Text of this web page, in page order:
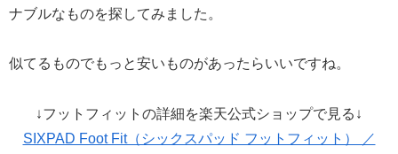
ナブルなものを探してみました。
似てるものでもっと安いものがあったらいいですね。
↓フットフィットの詳細を楽天公式ショップで見る↓
SIXPAD Foot Fit（シックスパッド フットフィット） ／